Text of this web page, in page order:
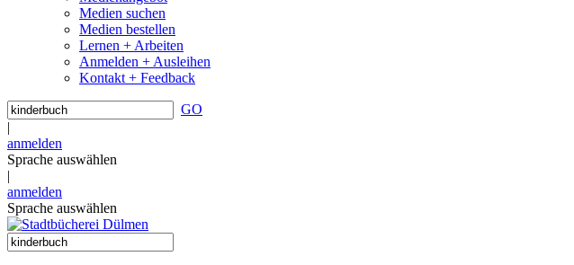
Medien suchen
Medien bestellen
Lernen + Arbeiten
Anmelden + Ausleihen
Kontakt + Feedback
GO
|
anmelden
Sprache auswählen
|
anmelden
Sprache auswählen